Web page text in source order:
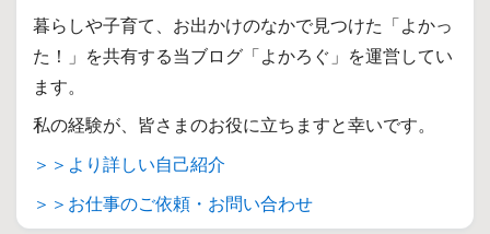
暮らしや子育て、お出かけのなかで見つけた「よかっ
た！」を共有する当ブログ「よかろぐ」を運営してい
ます。
私の経験が、皆さまのお役に立ちますと幸いです。
＞＞より詳しい自己紹介
＞＞お仕事のご依頼・お問い合わせ